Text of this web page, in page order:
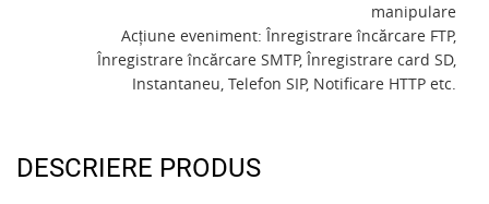
manipulare
Acțiune eveniment: Înregistrare încărcare FTP,
Înregistrare încărcare SMTP, Înregistrare card SD,
Instantaneu, Telefon SIP, Notificare HTTP etc.
DESCRIERE PRODUS